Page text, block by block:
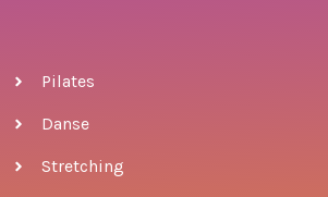
Pilates
Danse
Stretching